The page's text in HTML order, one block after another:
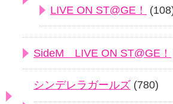
LIVE ON ST@GE！
SideM LIVE ON ST@GE！
シンデレラガールズ (780)